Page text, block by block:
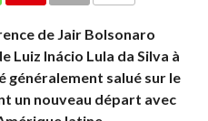
de Jair Bolsonaro
Luiz Inácio Lula da Silva à
généralement salué sur le
un nouveau départ avec